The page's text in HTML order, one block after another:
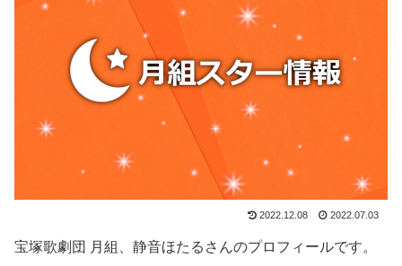
2022.12.08 2022.07.03
宝塚歌劇団 月組、静音ほたるさんのプロフィールです。